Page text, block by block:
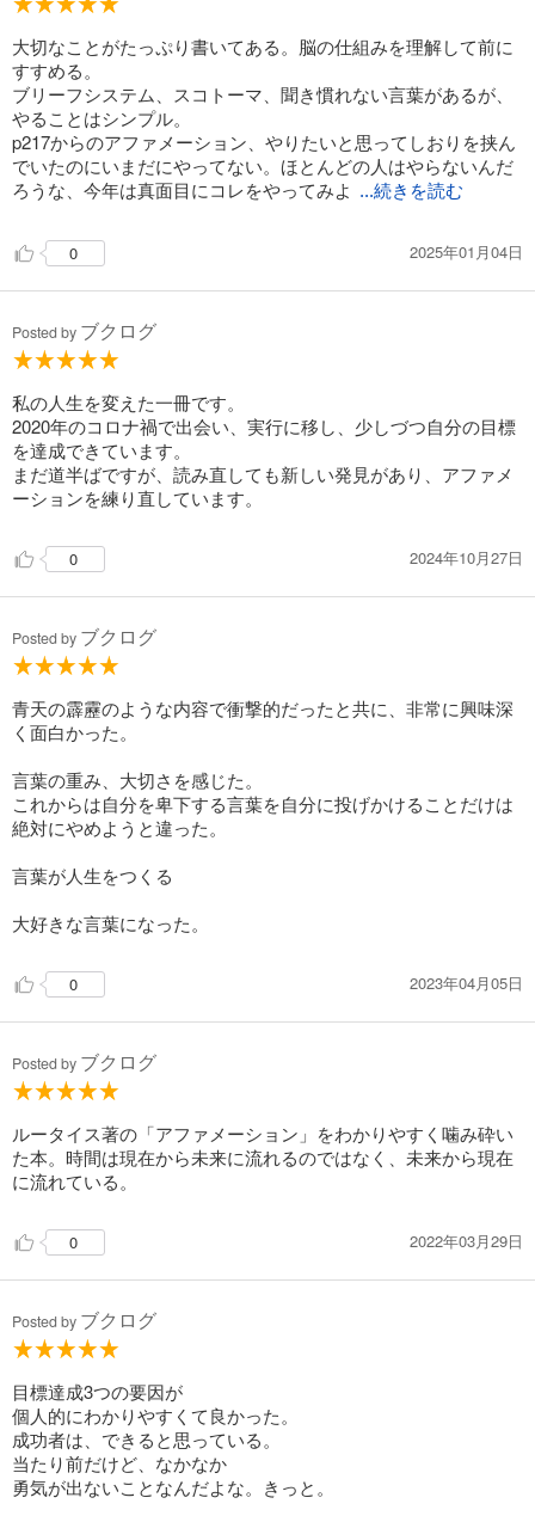
※アファメーションの古典的バイブルとして、ルー・タイス著、
苫米地英人監修『アファメーション』の併読をオススメします。
大切なことがたっぷり書いてある。脳の仕組みを理解して前に
すすめる。
ブリーフシステム、スコトーマ、聞き慣れない言葉があるが、
やることはシンプル。
p217からのアファメーション、やりたいと思ってしおりを挟ん
でいたのにいまだにやってない。ほとんどの人はやらないんだ
ろうな、今年は真面目にコレをやってみよ
...続きを読む
0 2025年01月04日
Posted by ブクログ
私の人生を変えた一冊です。
2020年のコロナ禍で出会い、実行に移し、少しづつ自分の目標
を達成できています。
まだ道半ばですが、読み直しても新しい発見があり、アファメ
ーションを練り直しています。
0 2024年10月27日
Posted by ブクログ
青天の霹靂のような内容で衝撃的だったと共に、非常に興味深
く面白かった。
言葉の重み、大切さを感じた。
これからは自分を卑下する言葉を自分に投げかけることだけは
絶対にやめようと違った。
言葉が人生をつくる
大好きな言葉になった。
0 2023年04月05日
Posted by ブクログ
ルータイス著の「アファメーション」をわかりやすく噛み砕い
た本。時間は現在から未来に流れるのではなく、未来から現在
に流れている。
0 2022年03月29日
Posted by ブクログ
目標達成3つの要因が
個人的にわかりやすくて良かった。
成功者は、できると思っている。
当たり前だけど、なかなか
勇気が出ないことなんだよな。きっと。